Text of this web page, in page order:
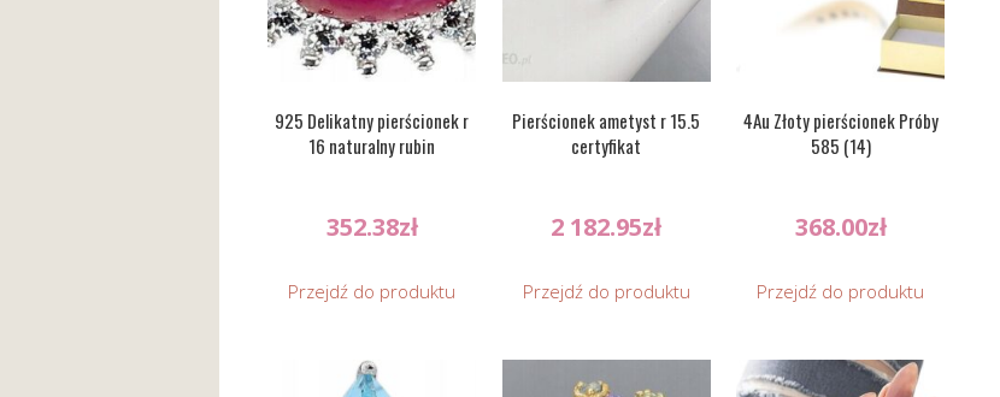
925 Delikatny pierścionek r
16 naturalny rubin
352.38zł
Przejdź do produktu
Pierścionek ametyst r 15.5
certyfikat
2 182.95zł
Przejdź do produktu
4Au Złoty pierścionek Próby
585 (14)
368.00zł
Przejdź do produktu